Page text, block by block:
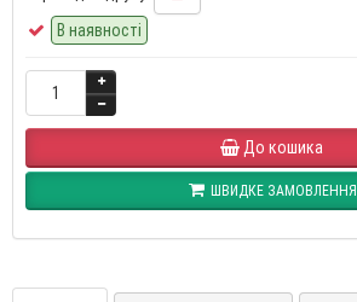
В наявності
До кошика
ШВИДКЕ ЗАМОВЛЕННЯ